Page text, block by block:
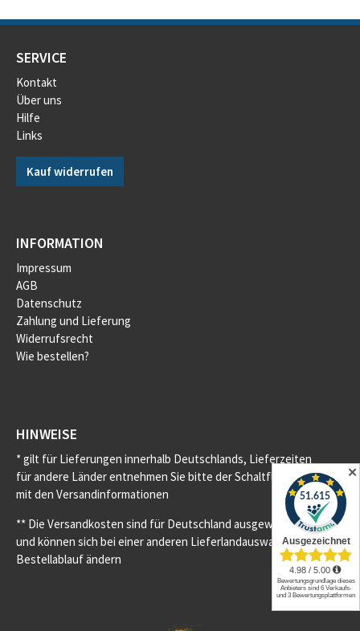
SERVICE
Kontakt
Über uns
Hilfe
Links
Kauf widerrufen
INFORMATION
Impressum
AGB
Datenschutz
Zahlung und Lieferung
Widerrufsrecht
Wie bestellen?
HINWEISE
* gilt für Lieferungen innerhalb Deutschlands, Lieferzeiten
für andere Länder entnehmen Sie bitte der Schaltfläche
mit den Versandinformationen
** Die Versandkosten sind für Deutschland ausgewiesen
und können sich bei einer anderen Lieferlandauswahl im
Bestellablauf ändern
✕